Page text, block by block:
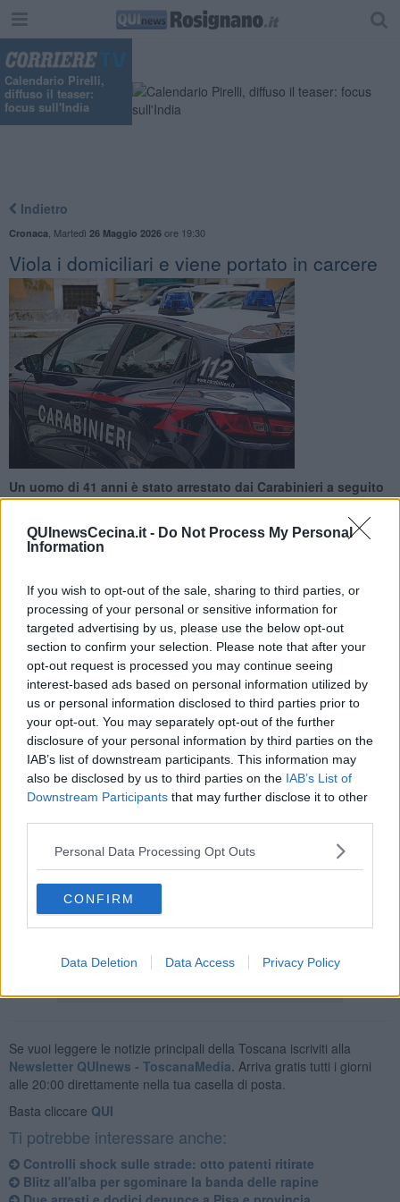
QUInewsCecina.it - Do Not Process My Personal
Information
If you wish to opt-out of the sale, sharing to third parties, or
processing of your personal or sensitive information for
targeted advertising by us, please use the below opt-out
section to confirm your selection. Please note that after your
opt-out request is processed you may continue seeing
interest-based ads based on personal information utilized by
us or personal information disclosed to third parties prior to
your opt-out. You may separately opt-out of the further
disclosure of your personal information by third parties on the
IAB’s list of downstream participants. This information may
also be disclosed by us to third parties on the IAB’s List of
Downstream Participants that may further disclose it to other
Personal Data Processing Opt Outs
CONFIRM
Data Deletion Data Access Privacy Policy
Calendario Pirelli,
diffuso il teaser:
focus sull'India
Indietro
Cronaca Martedì 26 Maggio 2026ore 19:30
Viola i domiciliari e viene portato in carcere
Un uomo di 41 anni è stato arrestato dai Carabinieri a seguito
di un'ordinanza di custodia cautelare emessa dalla Corte
GUARDISTALLO —Nei giorni scorsi iCarabinieridella stazione di
Guardistallo hanno arrestatoun uomo di 41 anniper l'esecuzione
di un'ordinanza dicustodia cautelare in carcere, emessa dalla
prima sezione penale della Corte d'Appello di Firenze.
Il provvedimento, hanno spiegato i militari, scaturisce dalle
presunte violazioni degli arresti domiciliari
da parte dell'uomo,
che stava scontando all'interno di una struttura ricettiva del posto.
la condotta dell'uomo e di ritenere come gli arresti domiciliari
fosseroinadeguati. Per questo, alla fine, il giudice ha deciso per
l'inasprimento della reclusione.
Alla fine il 41enne, su disposizione del sostituto procuratore di
turno, è stato trasferito alcarcere di Livorno.
Se vuoi leggere le notizie principali della Toscana iscriviti alla
Newsletter QUInews - ToscanaMedia. Arriva gratis tutti i giorni
alle 20:00 direttamente nella tua casella di posta.
Basta cliccare QUI
Ti potrebbe interessare anche:
Controlli shock sulle strade: otto patenti ritirate
Blitz all'alba per sgominare la banda delle rapine